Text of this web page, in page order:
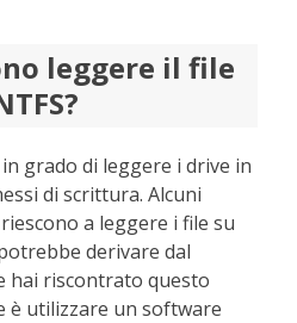
leggere il file
grado di leggere i drive in
di scrittura. Alcuni
a leggere i file su
derivare dal
hai riscontrato questo
è utilizzare un software